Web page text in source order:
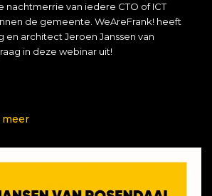
nachtmerrie van iedere CTO of ICT
de gemeente. WeAreFrank! heeft
en architect Jeroen Janssen van
in deze webinar uit!